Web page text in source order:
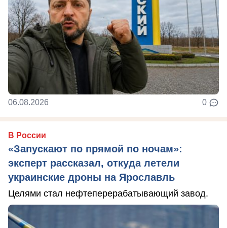
06.08.2026 0
В России
«Запускают по прямой по ночам»:
эксперт рассказал, откуда летели
украинские дроны на Ярославль
Целями стал нефтеперерабатывающий завод.